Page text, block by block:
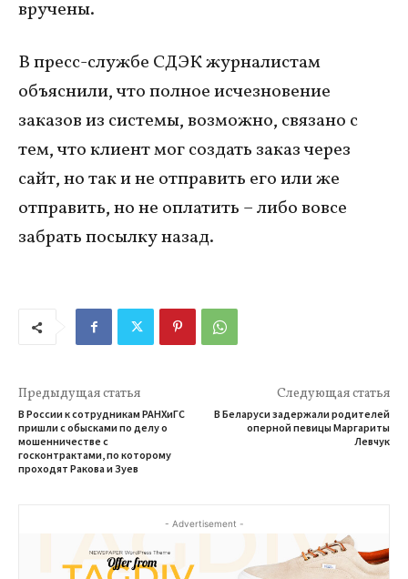
вручены.
В пресс-службе СДЭК журналистам
объяснили, что полное исчезновение
заказов из системы, возможно, связано с
тем, что клиент мог создать заказ через
сайт, но так и не отправить его или же
отправить, но не оплатить – либо вовсе
забрать посылку назад.
Предыдущая статья
В России к сотрудникам РАНХиГС
пришли с обысками по делу о
мошенничестве с
госконтрактами, по которому
проходят Ракова и Зуев
Следующая статья
В Беларуси задержали родителей
оперной певицы Маргариты
Левчук
- Advertisement -